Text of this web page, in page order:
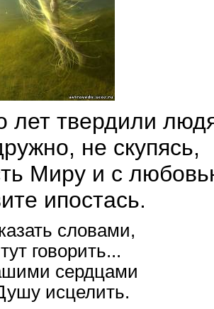
лет твердили
не скупясь,
Миру и с
ипостась.
словами,
говорить...
сердцами
исцелить.